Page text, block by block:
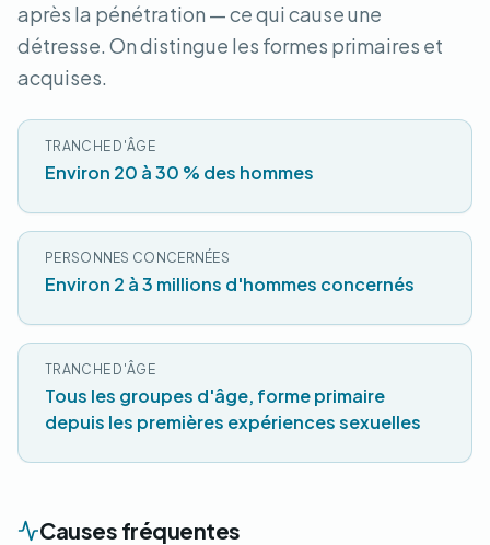
après la pénétration — ce qui cause une
détresse. On distingue les formes primaires et
acquises.
TRANCHE D'ÂGE
Environ 20 à 30 % des hommes
PERSONNES CONCERNÉES
Environ 2 à 3 millions d'hommes concernés
TRANCHE D'ÂGE
Tous les groupes d'âge, forme primaire
depuis les premières expériences sexuelles
Causes fréquentes